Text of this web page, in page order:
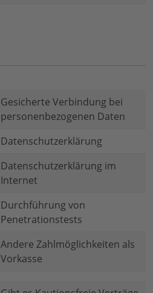
Gesicherte Verbindung bei
personenbezogenen Daten
Datenschutzerklärung
Datenschutzerklärung im
Internet
Durchführung von
Penetrationstests
Andere Zahlmöglichkeiten als
Vorkasse